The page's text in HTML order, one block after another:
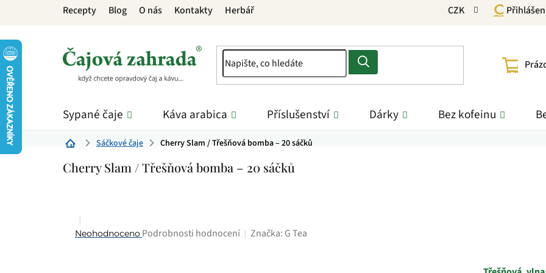
Recepty Blog O nás Kontakty Herbář CZK
Sypané čaje Káva arabica Příslušenství Dárky Bez kofeinu
Domů Sáčkové čaje Cherry Slam / Třešňová bomba – 20 sáčků
Cherry Slam / Třešňová bomba – 20 sáčků
Průměrné
Neohodnoceno Podrobnosti hodnocení Značka: G Tea